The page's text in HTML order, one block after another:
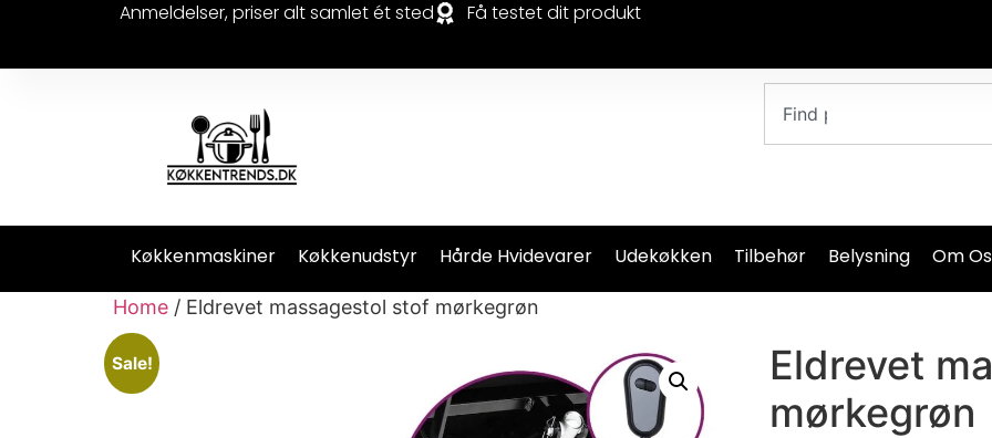
Anmeldelser, priser alt samlet ét sted Få testet dit produkt
Køkkenmaskiner Køkkenudstyr Hårde Hvidevarer Udekøkken Tilbehør Belysning Om Os
Home / Eldrevet massagestol stof mørkegrøn
Sale!
Eldrevet
mørkegrøn